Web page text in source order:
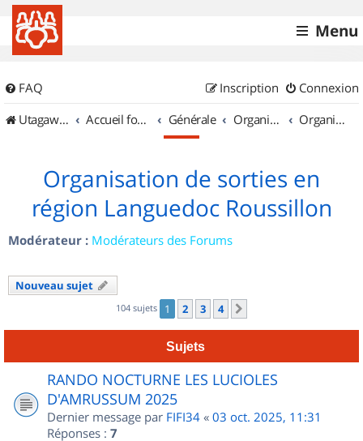
Menu
FAQ Connexion
Inscription
UtagawaVTT (Randos VTT et VTTAE avec traces GPS)
Accueil forum Générale Organisation de sorties & Recherche de partenaires Organisation de sorties en région Languedoc Roussillon
Organisation de sorties en
région Languedoc Roussillon
Modérateur : Modérateurs des Forums
Nouveau sujet
104 sujets 1 2 3 4
Sujets
RANDO NOCTURNE LES LUCIOLES
D'AMRUSSUM 2025
Dernier message par FIFI34 « 03 oct. 2025, 11:31
Réponses : 7